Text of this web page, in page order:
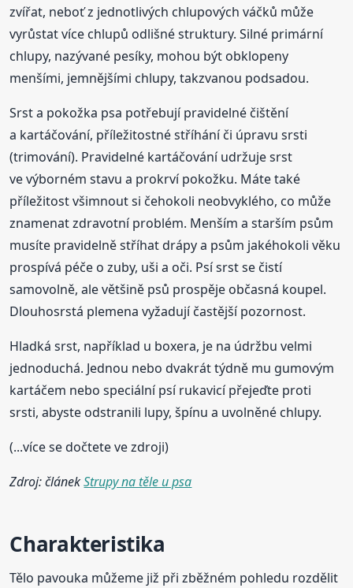
zvířat, neboť z jednotlivých chlupových váčků může
vyrůstat více chlupů odlišné struktury. Silné primární
chlupy, nazývané pesíky, mohou být obklopeny
menšími, jemnějšími chlupy, takzvanou podsadou.
Srst a pokožka psa potřebují pravidelné čištění
a kartáčování, příležitostné stříhání či úpravu srsti
(trimování). Pravidelné kartáčování udržuje srst
ve výborném stavu a prokrví pokožku. Máte také
příležitost všimnout si čehokoli neobvyklého, co může
znamenat zdravotní problém. Menším a starším psům
musíte pravidelně stříhat drápy a psům jakéhokoli věku
prospívá péče o zuby, uši a oči. Psí srst se čistí
samovolně, ale většině psů prospěje občasná koupel.
Dlouhosrstá plemena vyžadují častější pozornost.
Hladká srst, například u boxera, je na údržbu velmi
jednoduchá. Jednou nebo dvakrát týdně mu gumovým
kartáčem nebo speciální psí rukavicí přejeďte proti
srsti, abyste odstranili lupy, špínu a uvolněné chlupy.
(...více se dočtete ve zdroji)
Zdroj: článekStrupy na těle u psa
Charakteristika
Tělo pavouka můžeme již při zběžném pohledu rozdělit